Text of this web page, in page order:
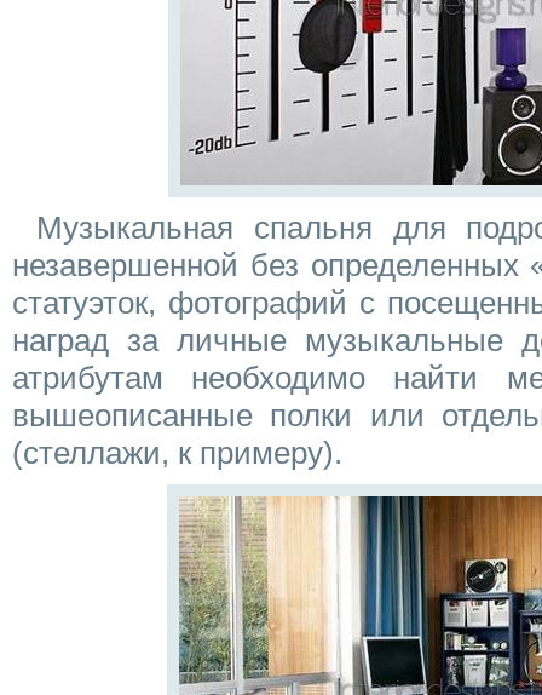
Музыкальная спальня для
незавершенной без определенных
статуэток, фотографий с
наград за личные музыкальные
атрибутам необходимо найти
вышеописанные полки или
(стеллажи, к примеру).